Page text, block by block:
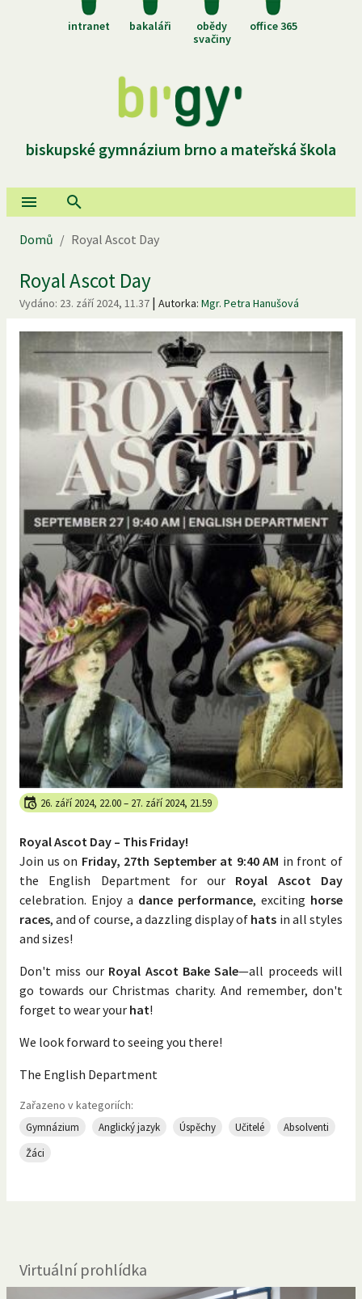
intranet bakaláři
obědy
svačiny
office 365
biskupské gymnázium brno a mateřská škola
Domů / Royal Ascot Day
Royal Ascot Day
Vydáno: 23. září 2024, 11.37 | Autorka: Mgr. Petra Hanušová
26. září 2024, 22.00– 27. září 2024, 21.59
Royal Ascot Day – This Friday!
Join us on Friday, 27th September at 9:40 AM in front of
the English Department for our Royal Ascot Day
celebration. Enjoy a dance performance, exciting horse
races, and of course, a dazzling display of hats in all styles
and sizes!
Don't miss our Royal Ascot Bake Sale—all proceeds will
go towards our Christmas charity. And remember, don't
forget to wear your hat!
We look forward to seeing you there!
The English Department
Zařazeno v kategoriích:
Gymnázium Anglický jazyk Úspěchy Učitelé
Absolventi
Žáci
Virtuální prohlídka